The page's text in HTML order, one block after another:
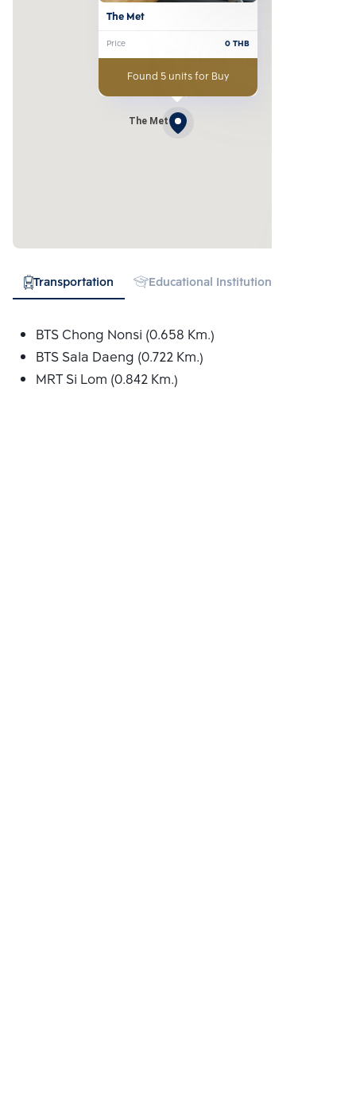
The Met
The Met
Price 0THB
Found 5 units for Buy
Transportation Educational Institution
BTS Chong Nonsi (0.658 Km.)
BTS Sala Daeng (0.722 Km.)
MRT Si Lom (0.842 Km.)